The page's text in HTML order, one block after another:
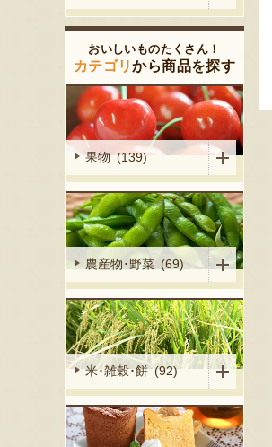
おいしいものたくさん！
カテゴリから商品を探す
果物 (139)
農産物･野菜 (69)
米･雑穀･餅 (92)